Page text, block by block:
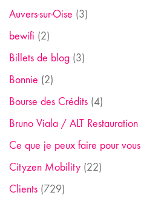
Auvers-sur-Oise (3)
bewifi (2)
Billets de blog (3)
Bonnie (2)
Bourse des Crédits (4)
Bruno Viala / ALT Restauration
Ce que je peux faire pour vous
Cityzen Mobility (22)
Clients (729)